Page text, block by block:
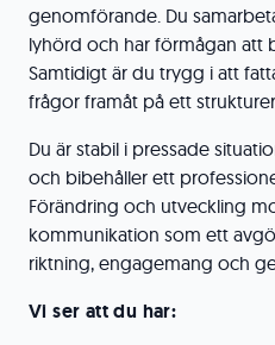
genomförande. Du
lyhörd och har förmågan att
Samtidigt är du trygg i att
frågor framåt på ett
Du är stabil i pressade
och bibehåller ett
Förändring och utveckling
kommunikation som ett
riktning, engagemang och
Vi ser att du har: